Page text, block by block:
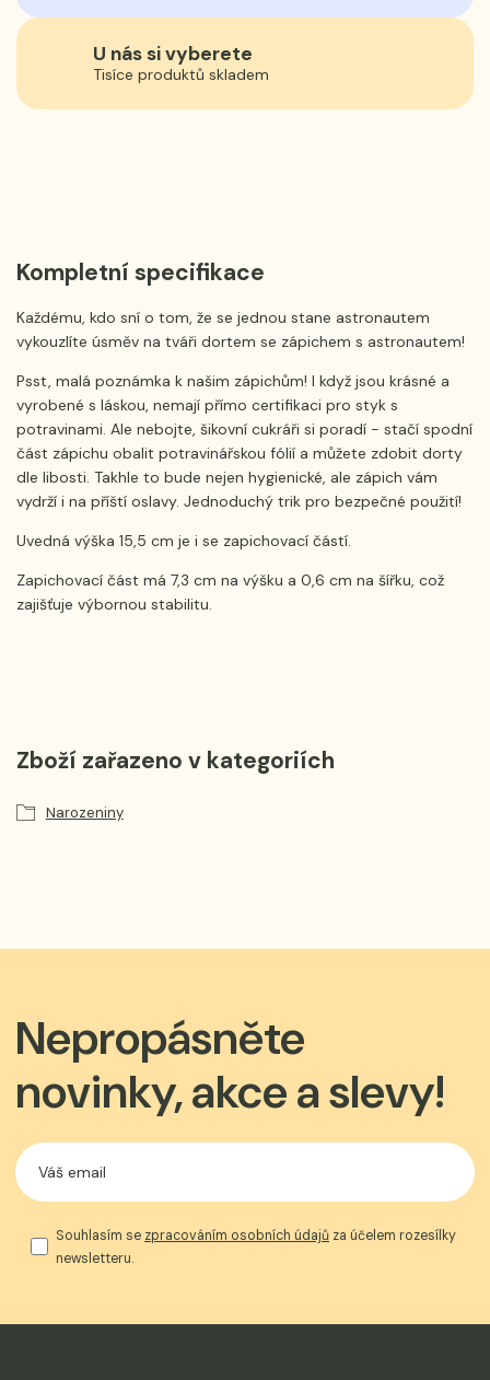
U nás si vyberete
Tisíce produktů skladem
Kompletní specifikace
Každému, kdo sní o tom, že se jednou stane astronautem
vykouzlíte úsměv na tváři dortem se zápichem s astronautem!
Psst, malá poznámka k našim zápichům! I když jsou krásné a
vyrobené s láskou, nemají přímo certifikaci pro styk s
potravinami. Ale nebojte, šikovní cukráři si poradí - stačí spodní
část zápichu obalit potravinářskou fólií a můžete zdobit dorty
dle libosti. Takhle to bude nejen hygienické, ale zápich vám
vydrží i na příští oslavy. Jednoduchý trik pro bezpečné použití!
Uvedná výška 15,5 cm je i se zapichovací částí.
Zapichovací část má 7,3 cm na výšku a 0,6 cm na šířku, což
zajišťuje výbornou stabilitu.
Zboží zařazeno v kategoriích
Narozeniny
Nepropásněte
novinky, akce a slevy!
Souhlasím se zpracováním osobních údajů za účelem rozesílky
newsletteru.